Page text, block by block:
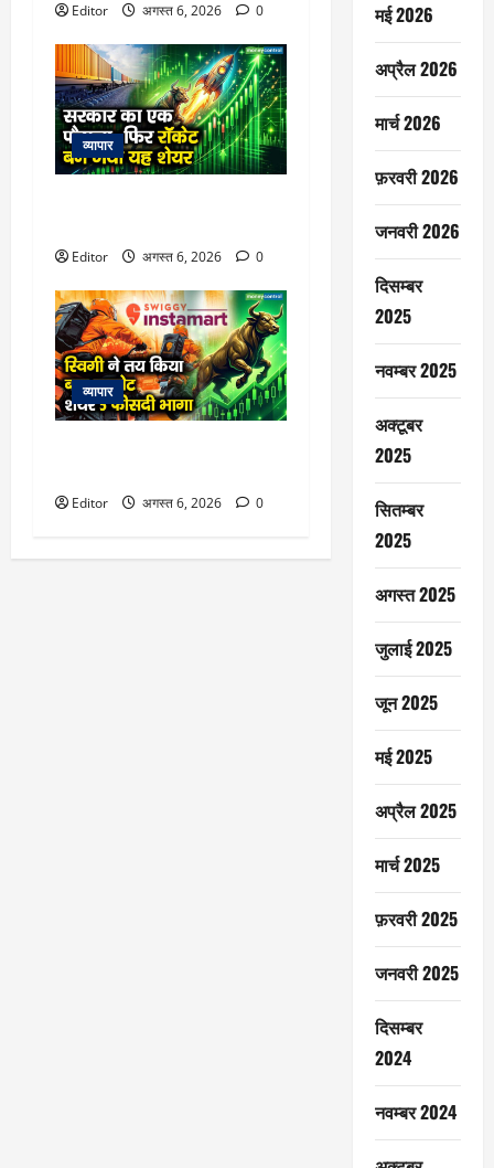
Editor अगस्त 6, 2026 0
व्यापार
Editor अगस्त 6, 2026 0
व्यापार
Editor अगस्त 6, 2026 0
मई 2026
अप्रैल 2026
मार्च 2026
फ़रवरी 2026
जनवरी 2026
दिसम्बर
2025
नवम्बर 2025
अक्टूबर
2025
सितम्बर
2025
अगस्त 2025
जुलाई 2025
जून 2025
मई 2025
अप्रैल 2025
मार्च 2025
फ़रवरी 2025
जनवरी 2025
दिसम्बर
2024
नवम्बर 2024